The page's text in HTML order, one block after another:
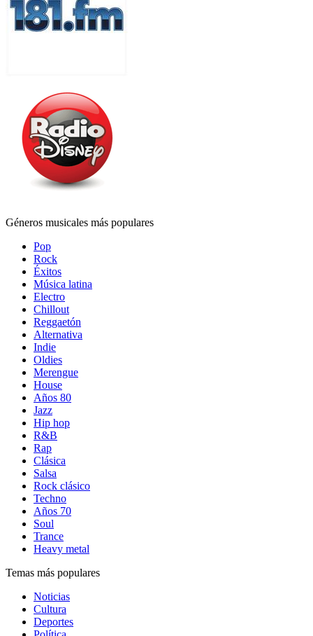
Géneros musicales más populares
Pop
Rock
Éxitos
Música latina
Electro
Chillout
Reggaetón
Alternativa
Indie
Oldies
Merengue
House
Años 80
Jazz
Hip hop
R&B
Rap
Clásica
Salsa
Rock clásico
Techno
Años 70
Soul
Trance
Heavy metal
Temas más populares
Noticias
Cultura
Deportes